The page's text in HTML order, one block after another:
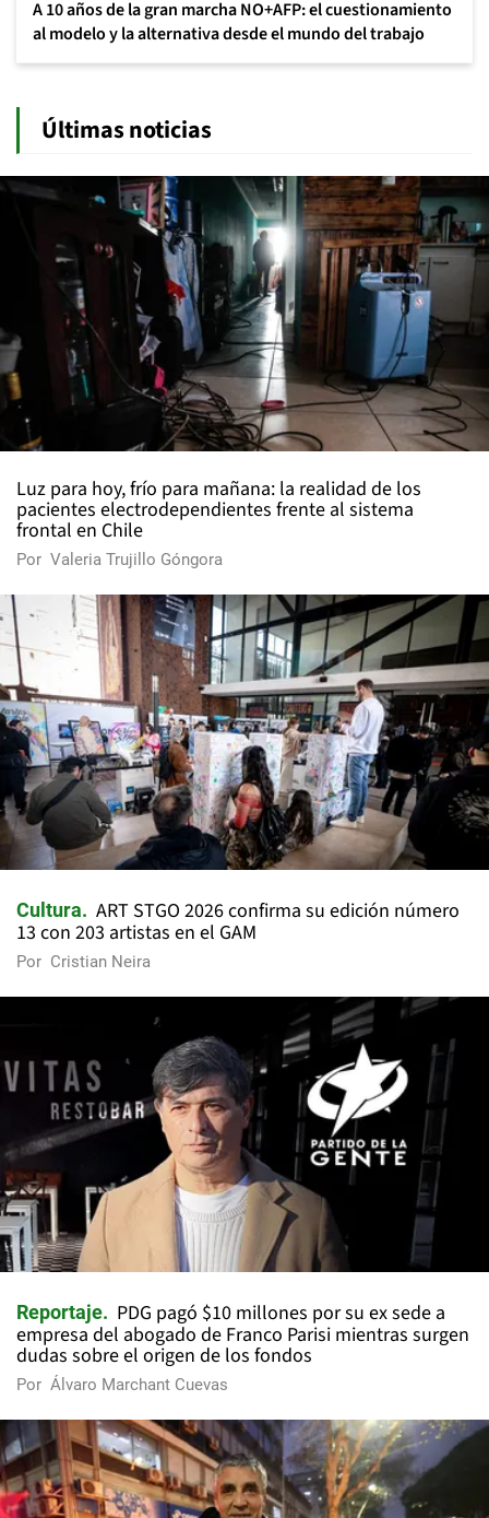
A 10 años de la gran marcha NO+AFP: el cuestionamiento
al modelo y la alternativa desde el mundo del trabajo
Últimas noticias
Luz para hoy, frío para mañana: la realidad de los
pacientes electrodependientes frente al sistema
frontal en Chile
Por Valeria Trujillo Góngora
Cultura
ART STGO 2026 confirma su edición número
13 con 203 artistas en el GAM
Por Cristian Neira
Reportaje
PDG pagó $10 millones por su ex sede a
empresa del abogado de Franco Parisi mientras surgen
dudas sobre el origen de los fondos
Por Álvaro Marchant Cuevas